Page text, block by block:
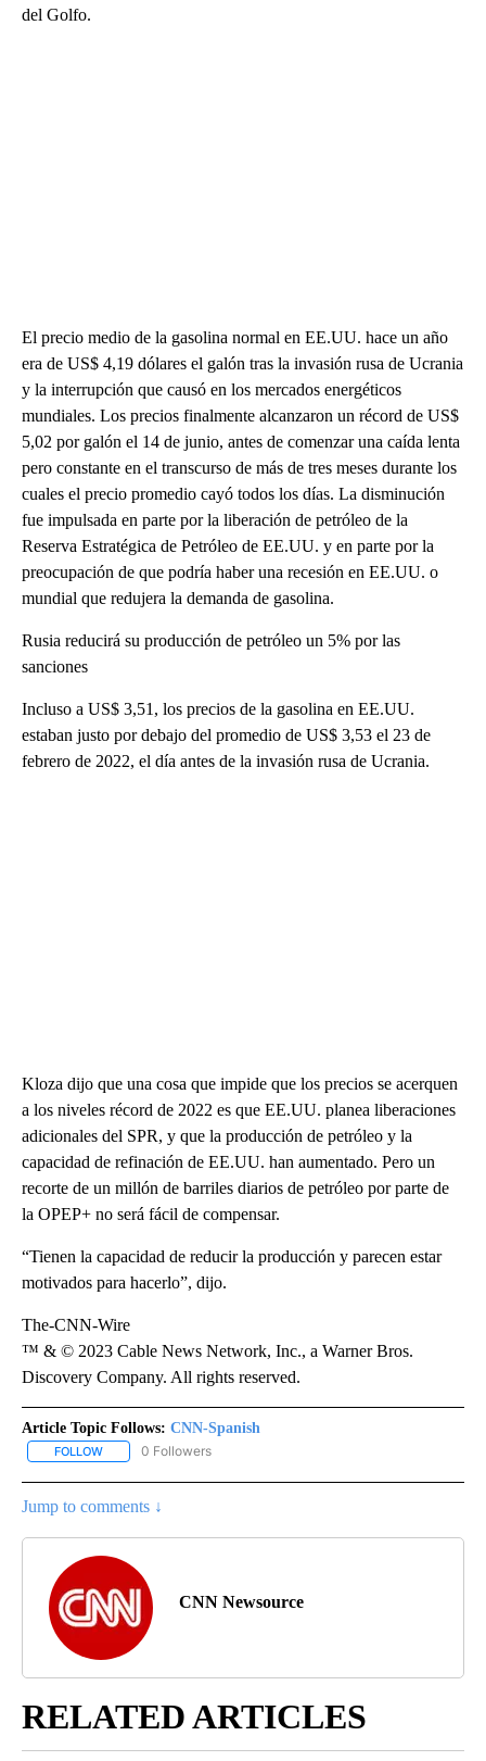
del Golfo.
El precio medio de la gasolina normal en EE.UU. hace un año
era de US$ 4,19 dólares el galón tras la invasión rusa de Ucrania
y la interrupción que causó en los mercados energéticos
mundiales. Los precios finalmente alcanzaron un récord de US$
5,02 por galón el 14 de junio, antes de comenzar una caída lenta
pero constante en el transcurso de más de tres meses durante los
cuales el precio promedio cayó todos los días. La disminución
fue impulsada en parte por la liberación de petróleo de la
Reserva Estratégica de Petróleo de EE.UU. y en parte por la
preocupación de que podría haber una recesión en EE.UU. o
mundial que redujera la demanda de gasolina.
Rusia reducirá su producción de petróleo un 5% por las
sanciones
Incluso a US$ 3,51, los precios de la gasolina en EE.UU.
estaban justo por debajo del promedio de US$ 3,53 el 23 de
febrero de 2022, el día antes de la invasión rusa de Ucrania.
Kloza dijo que una cosa que impide que los precios se acerquen
a los niveles récord de 2022 es que EE.UU. planea liberaciones
adicionales del SPR, y que la producción de petróleo y la
capacidad de refinación de EE.UU. han aumentado. Pero un
recorte de un millón de barriles diarios de petróleo por parte de
la OPEP+ no será fácil de compensar.
“Tienen la capacidad de reducir la producción y parecen estar
motivados para hacerlo”, dijo.
The-CNN-Wire
™ & © 2023 Cable News Network, Inc., a Warner Bros.
Discovery Company. All rights reserved.
Article Topic Follows: CNN-Spanish
FOLLOW FOLLOW "CNN-SPANISH" TO RECEIVE NOTIFICATIONS ABOUT
0 Followers
Jump to comments ↓
CNN Newsource
RELATED ARTICLES